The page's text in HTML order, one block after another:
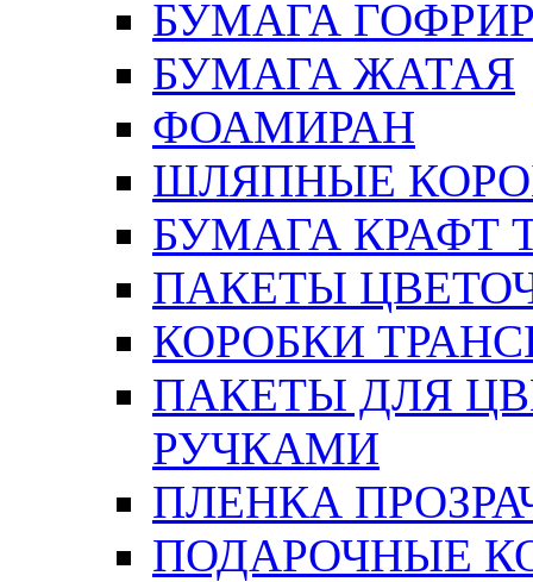
БУМАГА
БУМАГА ЖАТАЯ
ФОАМИРАН
ШЛЯПНЫЕ
БУМАГА КРАФТ
ПАКЕТЫ
КОРОБКИ
ПАКЕТЫ ДЛЯ
РУЧКАМИ
ПЛЕНКА
ПОДАРОЧНЫЕ